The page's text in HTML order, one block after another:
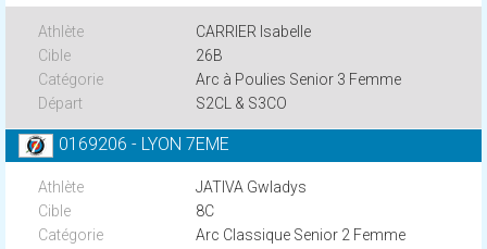
CARRIER Isabelle
26B
Arc à Poulies Senior 3 Femme
S2CL & S3CO
0169206 - LYON 7EME
JATIVA Gwladys
8C
Arc Classique Senior 2 Femme